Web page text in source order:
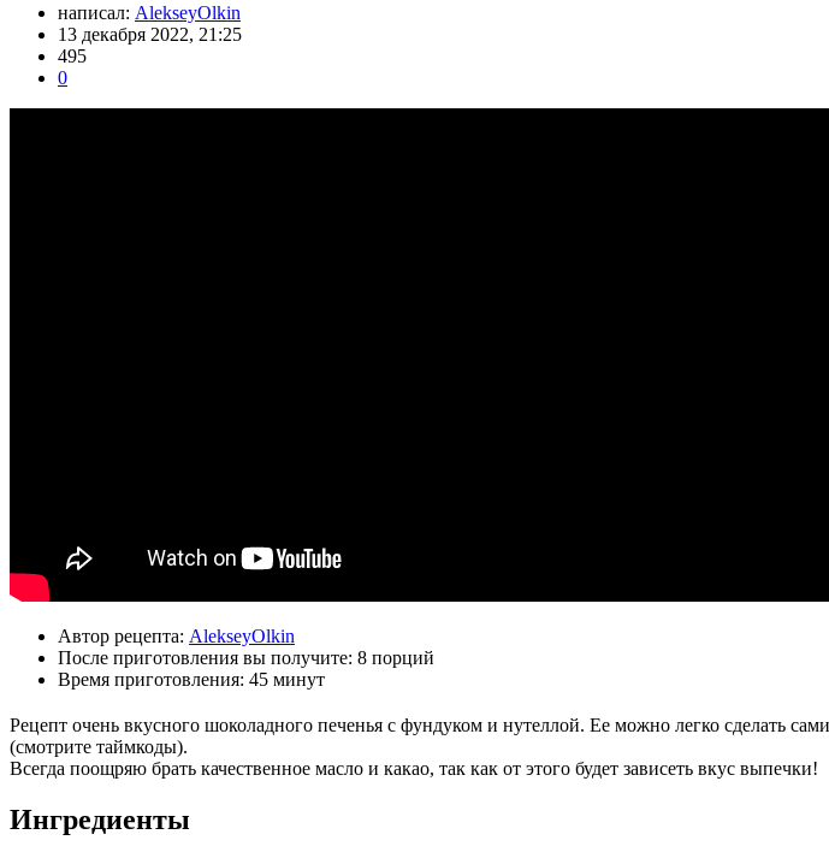
написал: AlekseyOlkin
13 декабря 2022, 21:25
495
0
Автор рецепта: AlekseyOlkin
После приготовления вы получите: 8 порций
Время приготовления: 45 минут
Рецепт очень вкусного шоколадного печенья с фундуком и нутеллой. Ее можно легко сделать
(смотрите таймкоды).
Всегда поощряю брать качественное масло и какао, так как от этого будет зависеть вкус выпечки!
Ингредиенты